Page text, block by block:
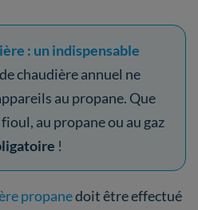
: un indispensable
chaudière annuel ne
au propane. Que
au propane ou au gaz
!
propanedoit être effectué